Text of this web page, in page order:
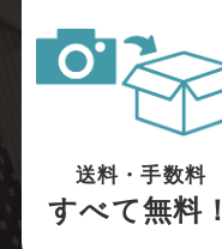
送料・手数料
すべて無料！